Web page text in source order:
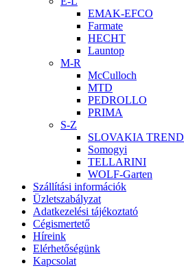
EMAK-EFCO
Farmate
HECHT
Launtop
M-R
McCulloch
MTD
PEDROLLO
PRIMA
S-Z
SLOVAKIA TREND
Somogyi
TELLARINI
WOLF-Garten
Szállítási információk
Üzletszabályzat
Adatkezelési tájékoztató
Cégismertető
Híreink
Elérhetőségünk
Kapcsolat